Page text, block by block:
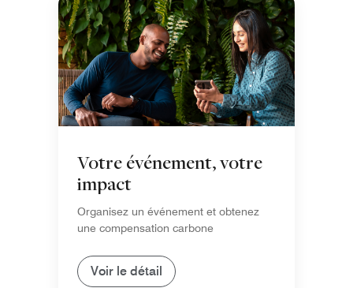
Votre événement, votre
impact
Organisez un événement et obtenez
une compensation carbone
Voir le détail